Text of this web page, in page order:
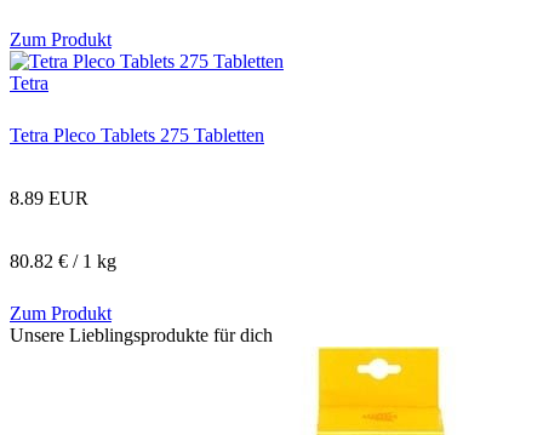
Zum Produkt
Tetra
Tetra Pleco Tablets 275 Tabletten
8.89 EUR
80.82 € / 1 kg
Zum Produkt
Unsere Lieblingsprodukte für dich